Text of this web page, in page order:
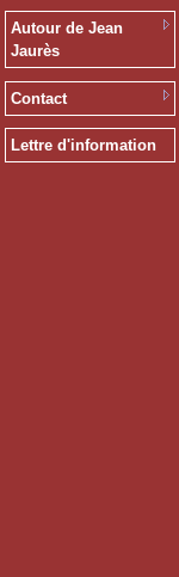
Autour de Jean
Jaurès
Contact
Lettre d'information